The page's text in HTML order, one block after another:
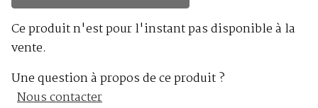
Ce produit n'est pour l'instant pas disponible à la
vente.
Une question à propos de ce produit ?
Nous contacter